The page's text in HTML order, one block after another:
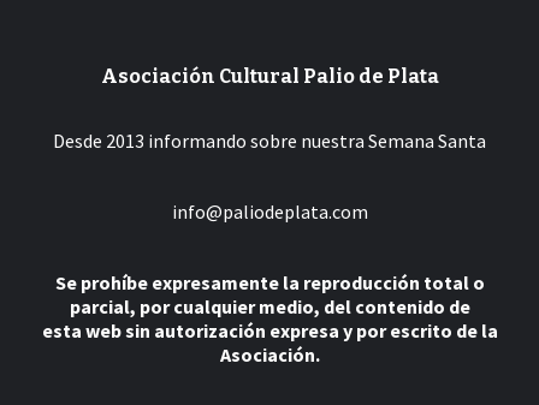
Asociación Cultural Palio de Plata
Desde 2013 informando sobre nuestra Semana Santa
info@paliodeplata.com
Se prohíbe expresamente la reproducción total o
parcial, por cualquier medio, del contenido de
esta web sin autorización expresa y por escrito de la
Asociación.